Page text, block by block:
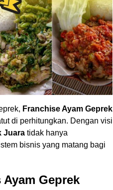
Franchise Ayam Geprek
di perhitungkan. Dengan visi
Juara tidak hanya
bisnis yang matang bagi
Geprek